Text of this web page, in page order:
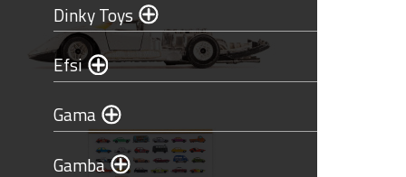
Dinky Toys
Efsi
Gama
Gamba